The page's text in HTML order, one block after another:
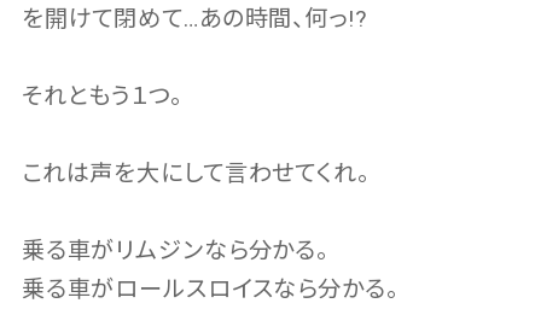
を開けて閉めて…あの時間、何っ!?
それともう１つ。
これは声を大にして言わせてくれ。
乗る車がリムジンなら分かる。
乗る車がロールスロイスなら分かる。